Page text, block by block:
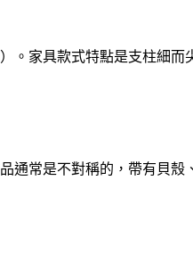
。家具款式特點是支柱細而
通常是不對稱的，帶有貝